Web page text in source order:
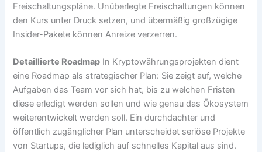
Freischaltungspläne. Unüberlegte Freischaltungen können
den Kurs unter Druck setzen, und übermäßig großzügige
Insider-Pakete können Anreize verzerren.
Detaillierte Roadmap In Kryptowährungsprojekten dient
eine Roadmap als strategischer Plan: Sie zeigt auf, welche
Aufgaben das Team vor sich hat, bis zu welchen Fristen
diese erledigt werden sollen und wie genau das Ökosystem
weiterentwickelt werden soll. Ein durchdachter und
öffentlich zugänglicher Plan unterscheidet seriöse Projekte
von Startups, die lediglich auf schnelles Kapital aus sind.